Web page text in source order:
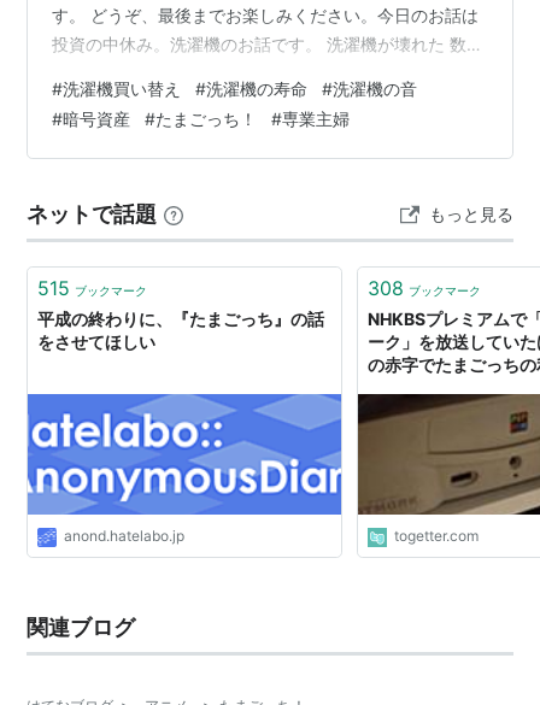
もりりっち :斎藤千和
第1期〜第3期オープニングテーマ「GO!GO!たまごっ
ち」
10月 ラブリン&メロディっち＆くろまめっち
2010年12月 ちゃまめっち＆八ピハピっち＆まめっ
ち2011年1月 テルリン&ふらわっち&ラブリっ
ち2011年2月 まめっち&どれみっち&そぷらっち
&メロディっち 2011年3月 たまとものみんな
第4期オープニングテーマ「Like & Peace !」
歌：Dream5
第1期エンディングテーマ「たまともフォーエバー」
歌：はいだしょうこ
歌:mao
第3期工ンディングテーマ「ハッピーハッピーハーモニ
す。 どうぞ、最後までお楽しみください。今日のお話は
投資の中休み。洗濯機のお話です。 洗濯機が壊れた 数か
になったうちの洗濯機。はじめはズボンのファスナーな
どの金属部分が内釜に当たっている音だろうと思ってい
た。 でも、洗濯機の音を聞いて夫が、 「これって、こわ
と思いつつ、洗えているから、ま、いっかと数か月放
置。ところが、とうとう買い替えの日は…
#洗濯機買い替え #洗濯機の寿命 #洗濯機の音
#暗号資産 #たまごっち！ #専業主婦
ネットで話題 もっと見る
515 ブックマーク
平成の終わりに、『たまごっち』の話
をさせてほしい
anond.hatelabo.jp
308 ブックマーク
NHKBSプレミアムで
ーク」を放送してい
の赤字でたまごっち
れる
togetter.com
関連ブログ